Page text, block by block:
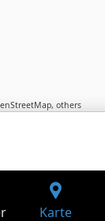
, others
Karte